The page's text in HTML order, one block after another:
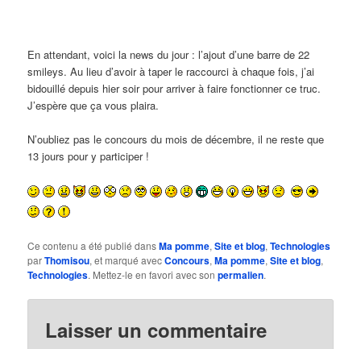
En attendant, voici la news du jour : l’ajout d’une barre de 22
smileys. Au lieu d’avoir à taper le raccourci à chaque fois, j’ai
bidouillé depuis hier soir pour arriver à faire fonctionner ce truc.
J’espère que ça vous plaira.
N’oubliez pas le concours du mois de décembre, il ne reste que
13 jours pour y participer !
Ce contenu a été publié dansMa pomme,Site et blog,Technologies
parThomisou, et marqué avecConcours,Ma pomme,Site et blog,
Technologies. Mettez-le en favori avec sonpermalien.
Laisser un commentaire